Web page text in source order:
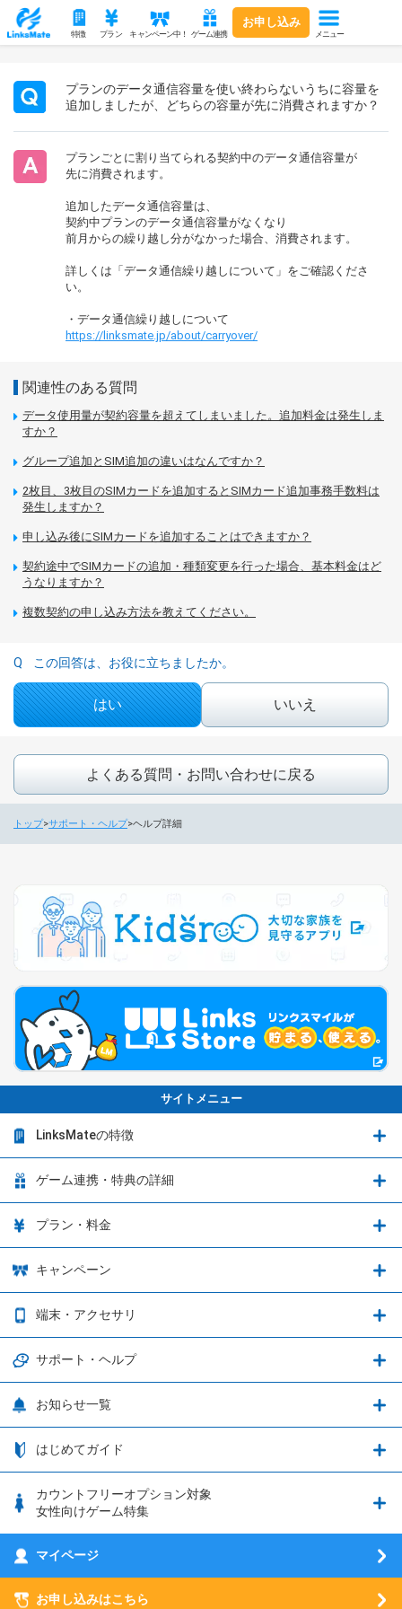
特徴 プラン キャンペーン中！ ゲーム連携
お申し込み
メニュー
プランのデータ通信容量を使い終わらないうちに容量を
追加しましたが、どちらの容量が先に消費されますか？
プランごとに割り当てられる契約中のデータ通信容量が
先に消費されます。
追加したデータ通信容量は、
契約中プランのデータ通信容量がなくなり
前月からの繰り越し分がなかった場合、消費されます。
詳しくは「データ通信繰り越しについて」をご確認くださ
い。
・データ通信繰り越しについて
https://linksmate.jp/about/carryover/
関連性のある質問
データ使用量が契約容量を超えてしまいました。追加料金は発生しま
すか？
グループ追加とSIM追加の違いはなんですか？
2枚目、3枚目のSIMカードを追加するとSIMカード追加事務手数料は
発生しますか？
申し込み後にSIMカードを追加することはできますか？
契約途中でSIMカードの追加・種類変更を行った場合、基本料金はど
うなりますか？
複数契約の申し込み方法を教えてください。
この回答は、お役に立ちましたか。
はい いいえ
よくある質問・お問い合わせに戻る
トップ サポート・ヘルプ ヘルプ詳細
サイトメニュー
LinksMateの特徴
LinksMateの特徴
音声通話料金がもっとオトクに
データ通信容量繰り越し
通信エリアと通信速度状況
つながる端末保証
フィルタリングアプリ
5G回線オプションについて
ゲーム連携・特典の詳細
ゲーム連携・特典の詳細
ブレイブソード×ブレイズソウル
ウマ娘 プリティーダービー
プリンセスコネクト！Re:Dive
釣り★スタ
ウマスクについて
プラン・料金
プラン・料金
3種類のSIMタイプ
日割り計算
キャンペーン
お得なキャンペーン実施中！
OPPO端末購入キャンペーン第5弾
端末・アクセサリ
端末・アクセサリ
iPhone利用について
動作確認済み端末一覧
サポート・ヘルプ
サポート・ヘルプ
nanoSIM･microSIM･通常SIMの初期設定方法
eSIMの初期設定方法
MVNOのギモンを解消！
お知らせ一覧
お知らせ一覧
はじめてガイド
はじめてガイド
SIMサービスについて
SIMロック解除ガイド
カウントフリーオプション対象
女性向けゲーム特集
刀剣乱舞-ONLINE- Pocket
マイページ
お申し込みはこちら